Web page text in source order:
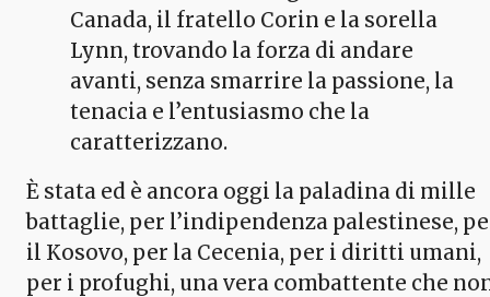
Canada, il fratello Corin e la sorella
Lynn, trovando la forza di andare
avanti, senza smarrire la passione, la
tenacia e l’entusiasmo che la
caratterizzano.
È stata ed è ancora oggi la paladina di mille
battaglie, per l’indipendenza palestinese,
il Kosovo, per la Cecenia, per i diritti umani,
per i profughi, una vera combattente che